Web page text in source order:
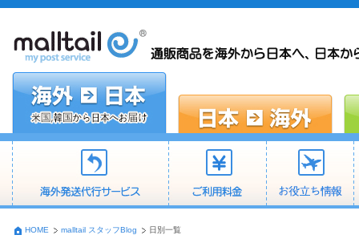
HOME malltail スタッフBlog 日別一覧